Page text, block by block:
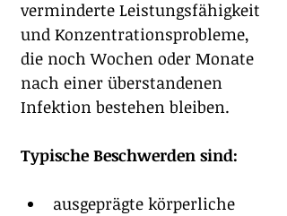
verminderte Leistungsfähigkeit
und Konzentrationsprobleme,
die noch Wochen oder Monate
nach einer überstandenen
Infektion bestehen bleiben.
Typische Beschwerden sind:
ausgeprägte körperliche